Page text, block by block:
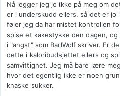
Nå legger jeg jo ikke på meg om
er i underskudd ellers, så det er jo
føler jeg da har mistet kontrollen
spise et kakestykke den dagen,
i "angst" som BadWolf skriver. Er
dette i kaloribudsjettet ellers og
samvittighet. Jeg må bare lære
hvor det egentlig ikke er noen
knaske sukker.